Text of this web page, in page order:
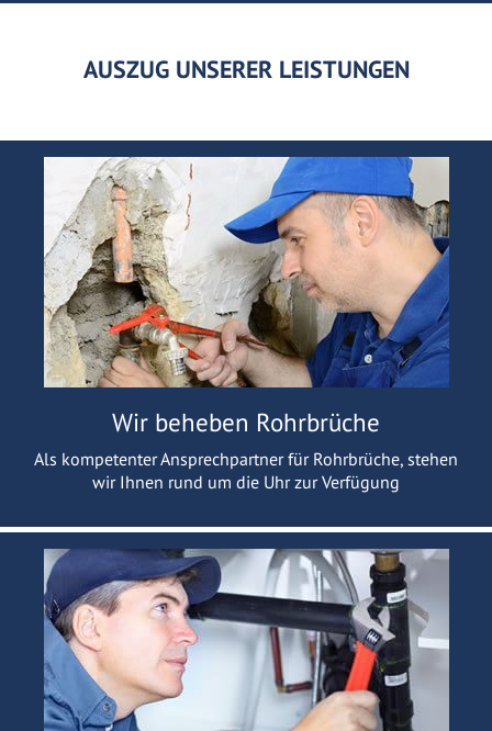
AUSZUG UNSERER LEISTUNGEN
Wir beheben Rohrbrüche
Als kompetenter Ansprechpartner für Rohrbrüche, stehen
wir Ihnen rund um die Uhr zur Verfügung